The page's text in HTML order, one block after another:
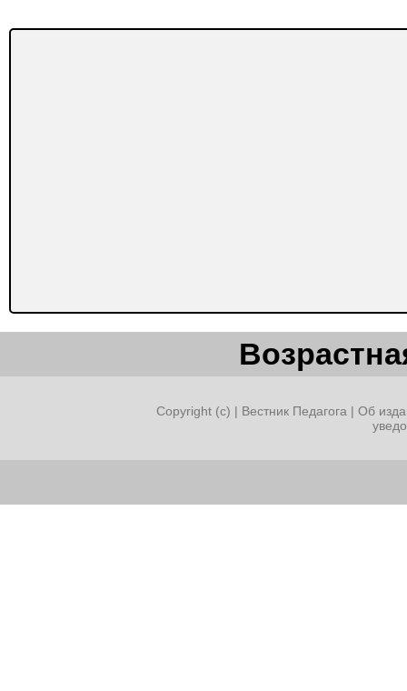
Copyright (c) | Вестник Педагога | Об